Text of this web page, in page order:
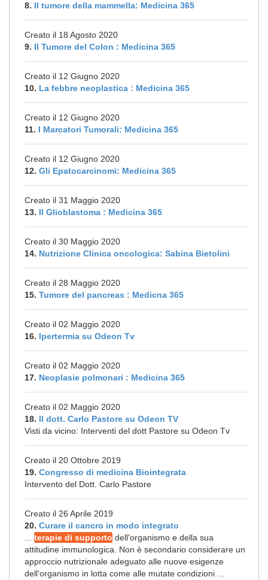
8. Il tumore della mammella: Medicina 365
Creato il 18 Agosto 2020
9. Il Tumore del Colon : Medicina 365
Creato il 12 Giugno 2020
10. La febbre neoplastica : Medicina 365
Creato il 12 Giugno 2020
11. I Marcatori Tumorali: Medicina 365
Creato il 12 Giugno 2020
12. Gli Epatocarcinomi: Medicina 365
Creato il 31 Maggio 2020
13. Il Glioblastoma : Medicina 365
Creato il 30 Maggio 2020
14. Nutrizione Clinica oncologica: Sabina Bietolini
Creato il 28 Maggio 2020
15. Tumore del pancreas : Medicna 365
Creato il 02 Maggio 2020
16. Ipertermia su Odeon Tv
Creato il 02 Maggio 2020
17. Neoplasie polmonari : Medicina 365
Creato il 02 Maggio 2020
18. Il dott. Carlo Pastore su Odeon TV
Visti da vicino: Interventi del dott Pastore su Odeon Tv
Creato il 20 Ottobre 2019
19. Congresso di medicina Biointegrata
Intervento del Dott. Carlo Pastore
Creato il 26 Aprile 2019
20. Curare il cancro in modo integrato
terapie di supporto dell'organismo e della sua
attitudine immunologica. Non è secondario considerare un
approccio nutrizionale adeguato alle nuove esigenze
dell'organismo in lotta come alle mutate condizioni ...